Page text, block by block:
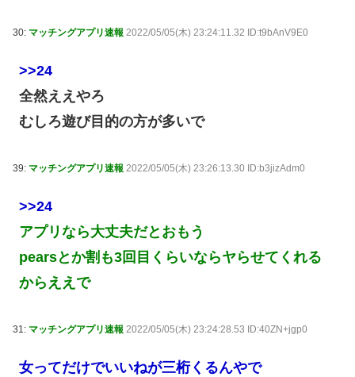
30: マッチングアプリ速報 2022/05/05(木) 23:24:11.32 ID:t9bAnV9E0
>>24
全然ええやろ
むしろ遊び目的の方が多いで
39: マッチングアプリ速報 2022/05/05(木) 23:26:13.30 ID:b3jizAdm0
>>24
アプリなら大丈夫だとおもう
pearsとか割も3回目くらいならヤらせてくれる
からええで
31: マッチングアプリ速報 2022/05/05(木) 23:24:28.53 ID:40ZN+jgp0
女ってだけでいいねが三桁くるんやで